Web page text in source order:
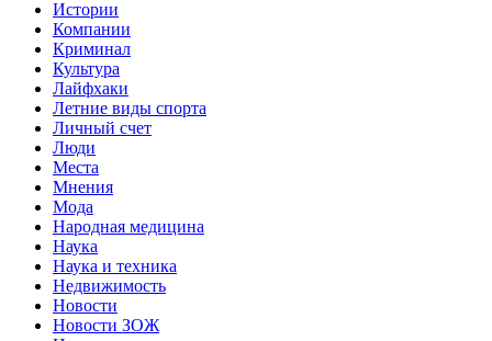
Истории
Компании
Криминал
Культура
Лайфхаки
Летние виды спорта
Личный счет
Люди
Места
Мнения
Мода
Народная медицина
Наука
Наука и техника
Недвижимость
Новости
Новости ЗОЖ